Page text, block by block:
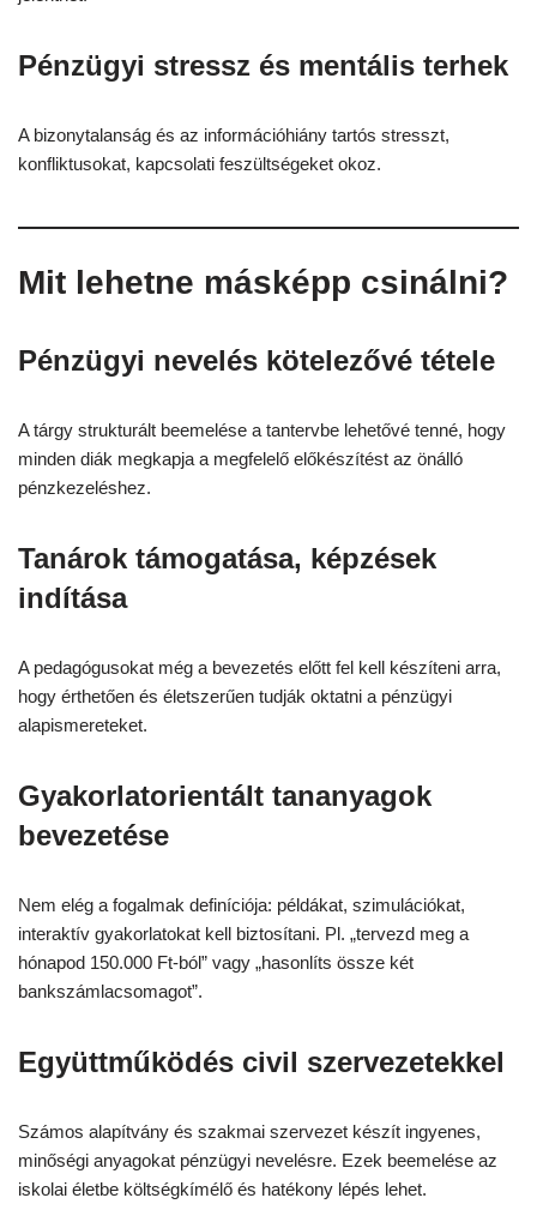
Pénzügyi stressz és mentális terhek
A bizonytalanság és az információhiány tartós stresszt,
konfliktusokat, kapcsolati feszültségeket okoz.
Mit lehetne másképp csinálni?
Pénzügyi nevelés kötelezővé tétele
A tárgy strukturált beemelése a tantervbe lehetővé tenné, hogy
minden diák megkapja a megfelelő előkészítést az önálló
pénzkezeléshez.
Tanárok támogatása, képzések
indítása
A pedagógusokat még a bevezetés előtt fel kell készíteni arra,
hogy érthetően és életszerűen tudják oktatni a pénzügyi
alapismereteket.
Gyakorlatorientált tananyagok
bevezetése
Nem elég a fogalmak definíciója: példákat, szimulációkat,
interaktív gyakorlatokat kell biztosítani. Pl. „tervezd meg a
hónapod 150.000 Ft-ból” vagy „hasonlíts össze két
bankszámlacsomagot”.
Együttműködés civil szervezetekkel
Számos alapítvány és szakmai szervezet készít ingyenes,
minőségi anyagokat pénzügyi nevelésre. Ezek beemelése az
iskolai életbe költségkímélő és hatékony lépés lehet.